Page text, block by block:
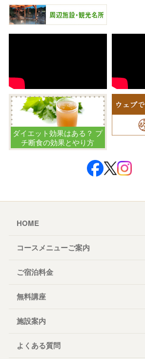
ダイエット効果はある？ プ
チ断食の効果とやり方
HOME
コースメニューご案内
ご宿泊料金
無料講座
施設案内
よくある質問